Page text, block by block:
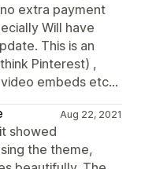
extra payment
Will have
This is an
Pinterest) ,
embeds etc...
Aug 22, 2021
showed
the theme,